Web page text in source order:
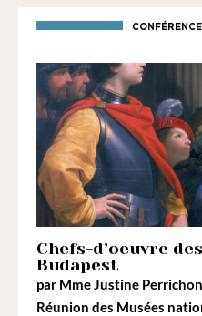
CONFÉRENCE
Chefs-d’oeuvre
Budapest
par Mme Justine Perrichon
Réunion des Musées